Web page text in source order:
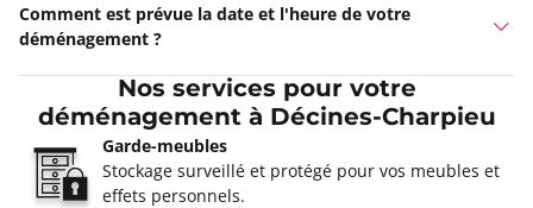
Comment est prévue la date et l'heure de votre
déménagement ?
Nos services pour votre
déménagement à Décines-Charpieu
Garde-meubles
Stockage surveillé et protégé pour vos meubles et
effets personnels.